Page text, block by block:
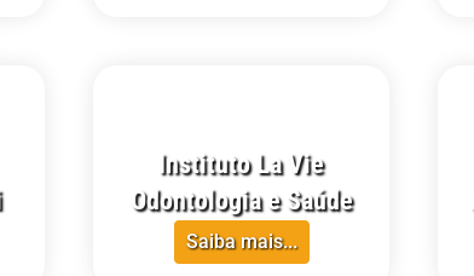
Instituto La Vie
Odontologia e Saúde
Saiba mais...